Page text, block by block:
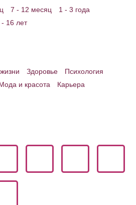
7 - 12 месяц
1 - 3 года
- 16 лет
Здоровье
Психология
и красота
Карьера